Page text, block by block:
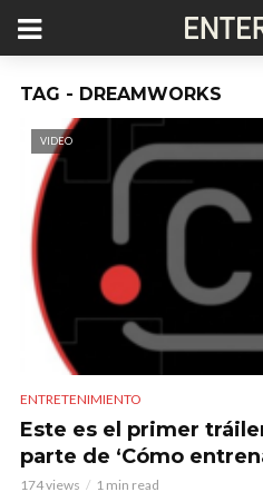
TAG - DREAMWORKS
VIDEO
ENTRETENIMIENTO
Este es el primer
parte de ‘Cómo
174 views 1 min read